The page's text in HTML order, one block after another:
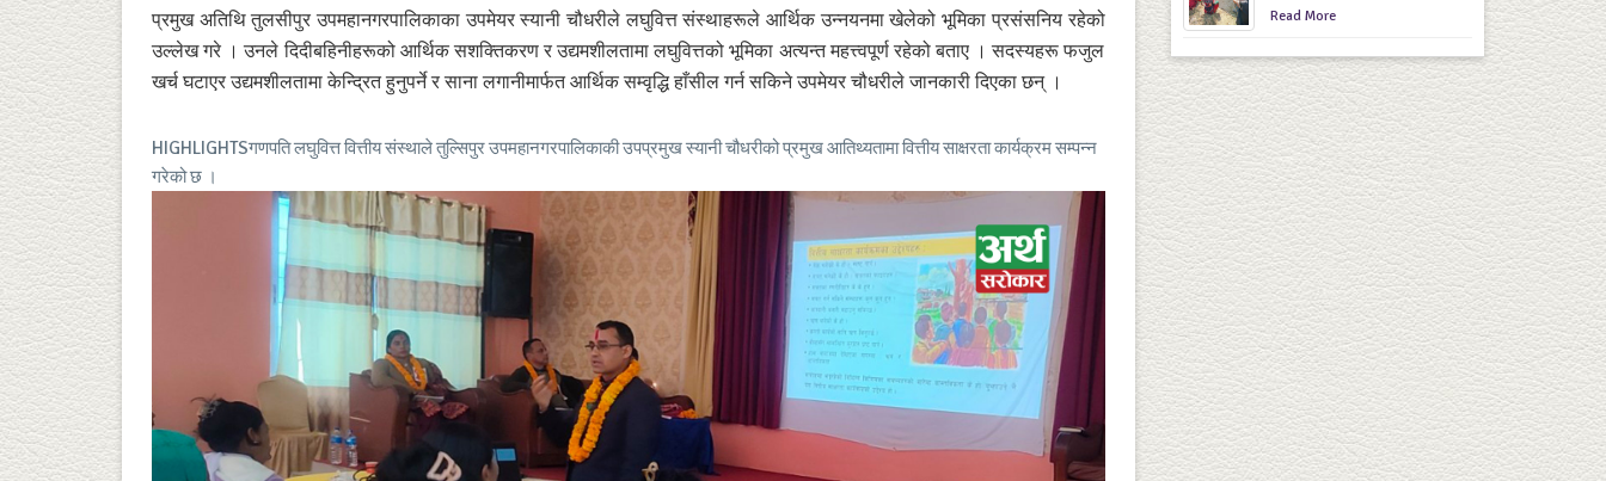
प्रमुख अतिथि तुलसीपुर उपमहानगरपालिकाका उपमेयर स्यानी चौधरीले लघुवित्त संस्थाहरूले आर्थिक उन्नयनमा खेलेको भूमिका प्रसंसनिय रहेको
उल्लेख गरे । उनले दिदीबहिनीहरूको आर्थिक सशक्तिकरण र उद्यमशीलतामा लघुवित्तको भूमिका अत्यन्त महत्त्वपूर्ण रहेको बताए । सदस्यहरू फजुल
खर्च घटाएर उद्यमशीलतामा केन्द्रित हुनुपर्ने र साना लगानीमार्फत आर्थिक सम्वृद्धि हाँसील गर्न सकिने उपमेयर चौधरीले जानकारी दिएका छन् ।
HIGHLIGHTSगणपति लघुवित्त वित्तीय संस्थाले तुल्सिपुर उपमहानगरपालिकाकी उपप्रमुख स्यानी चौधरीको प्रमुख आतिथ्यतामा वित्तीय साक्षरता कार्यक्रम सम्पन्न
गरेको छ ।
Read More